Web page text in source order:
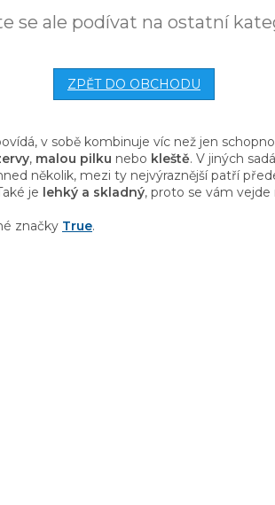
se ale podívat na ostatní
ZPĚT DO OBCHODU
v sobě kombinuje víc než jen
, malou pilku nebo kleště. V jiných
několik, mezi ty nejvýraznější patří
je lehký a skladný, proto se vám
značky True.